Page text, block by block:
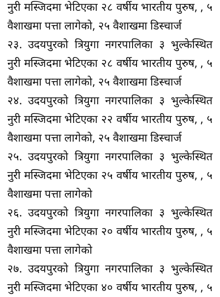
नुरी मस्जिदमा भेटिएका २८ वर्षीय भारतीय पुरुष, , ५
वैशाखमा पत्ता लागेको, २५ वैशाखमा डिस्चार्ज
२३. उदयपुरको त्रियुगा नगरपालिका ३ भुल्केस्थित
नुरी मस्जिदमा भेटिएका २८ वर्षीय भारतीय पुरुष, , ५
वैशाखमा पत्ता लागेको, २५ वैशाखमा डिस्चार्ज
२४. उदयपुरको त्रियुगा नगरपालिका ३ भुल्केस्थित
नुरी मस्जिदमा भेटिएका २२ वर्षीय भारतीय पुरुष, , ५
वैशाखमा पत्ता लागेको, २५ वैशाखमा डिस्चार्ज
२५. उदयपुरको त्रियुगा नगरपालिका ३ भुल्केस्थित
नुरी मस्जिदमा भेटिएका २५ वर्षीय भारतीय पुरुष, , ५
वैशाखमा पत्ता लागेको
२६. उदयपुरको त्रियुगा नगरपालिका ३ भुल्केस्थित
नुरी मस्जिदमा भेटिएका २० वर्षीय भारतीय पुरुष, , ५
वैशाखमा पत्ता लागेको
२७. उदयपुरको त्रियुगा नगरपालिका ३ भुल्केस्थित
नुरी मस्जिदमा भेटिएका ४० वर्षीय भारतीय पुरुष, , ५